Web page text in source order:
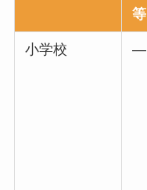
等
小学校 ―